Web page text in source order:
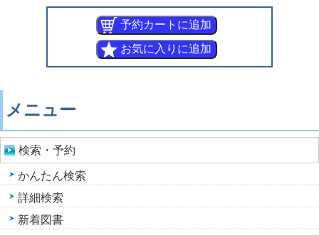
メニュー
検索・予約
かんたん検索
詳細検索
新着図書